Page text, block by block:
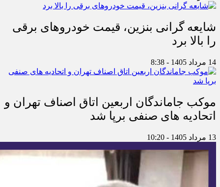
شایعه گرانی بنزین، قیمت خودروهای برقی
را بالا برد
14 مرداد 1405 - 8:38
موکب جاماندگان اربعین اتاق اصناف تهران و
اتحادیه های صنفی برپا شد
13 مرداد 1405 - 10:20